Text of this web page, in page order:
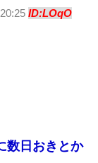
ID:LOqO
数日おきとか